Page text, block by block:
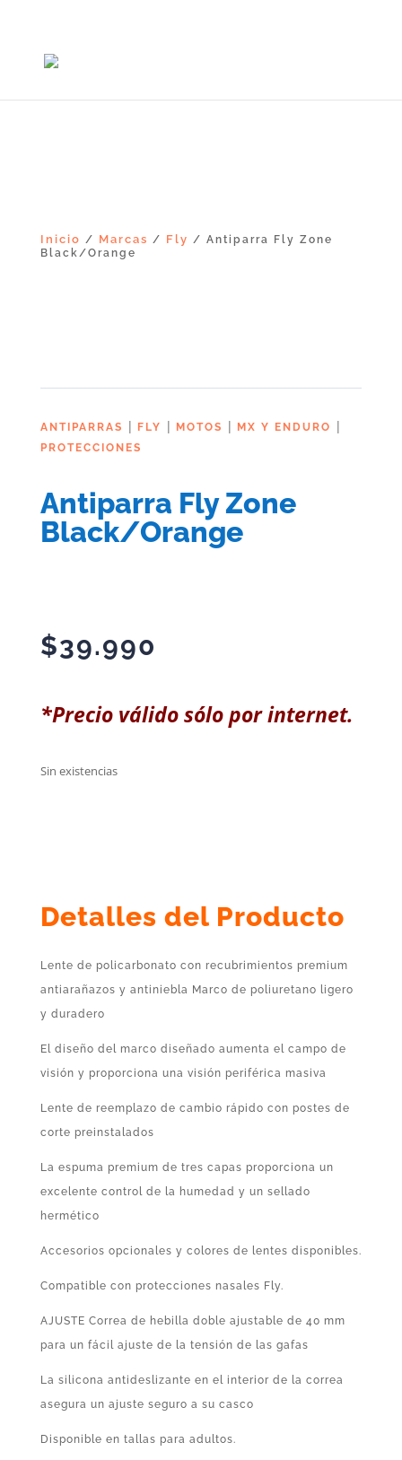
Inicio / Marcas / Fly / Antiparra Fly Zone
Black/Orange
ANTIPARRAS | FLY | MOTOS | MX Y ENDURO |
PROTECCIONES
Antiparra Fly Zone
Black/Orange
$39.990
*Precio válido sólo por internet.
Sin existencias
Detalles del Producto
Lente de policarbonato con recubrimientos premium
antiarañazos y antiniebla Marco de poliuretano ligero
y duradero
El diseño del marco diseñado aumenta el campo de
visión y proporciona una visión periférica masiva
Lente de reemplazo de cambio rápido con postes de
corte preinstalados
La espuma premium de tres capas proporciona un
excelente control de la humedad y un sellado
hermético
Accesorios opcionales y colores de lentes disponibles.
Compatible con protecciones nasales Fly.
AJUSTE Correa de hebilla doble ajustable de 40 mm
para un fácil ajuste de la tensión de las gafas
La silicona antideslizante en el interior de la correa
asegura un ajuste seguro a su casco
Disponible en tallas para adultos.